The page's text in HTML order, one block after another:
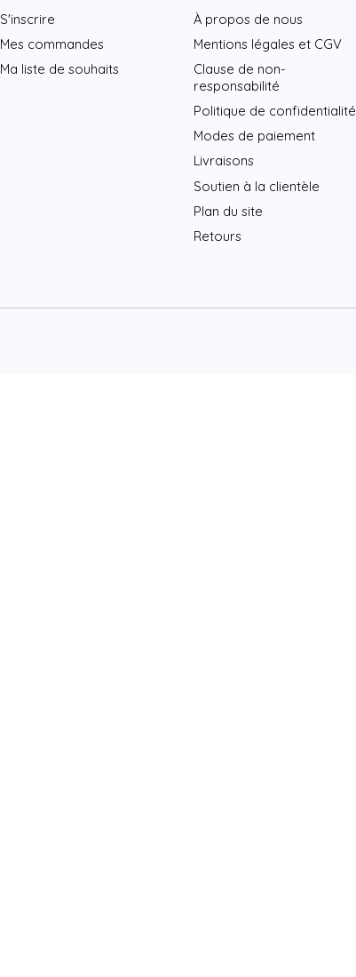
S'inscrire
Mes commandes
Ma liste de souhaits
À propos de nous
Mentions légales et CGV
Clause de non-
responsabilité
Politique de confidentialité
Modes de paiement
Livraisons
Soutien à la clientèle
Plan du site
Retours